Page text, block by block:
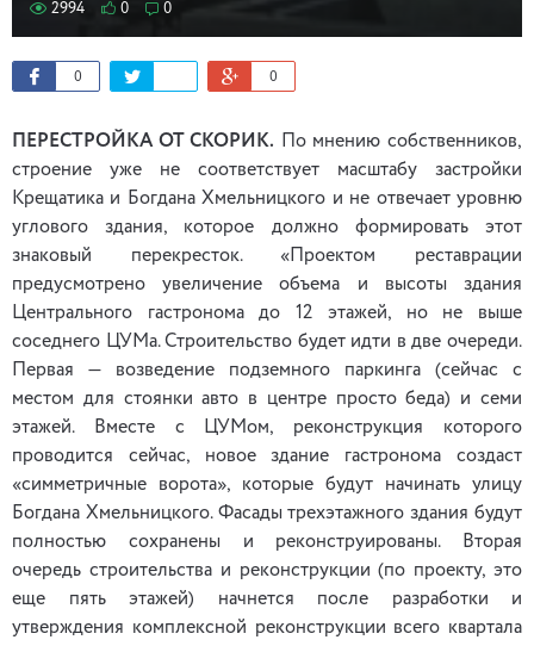
2994 0 0
0 0
ПЕРЕСТРОЙКА ОТ СКОРИК. По мнению собственников,
строение уже не соответствует масштабу застройки
Крещатика и Богдана Хмельницкого и не отвечает уровню
углового здания, которое должно формировать этот
знаковый перекресток. «Проектом реставрации
предусмотрено увеличение объема и высоты здания
Центрального гастронома до 12 этажей, но не выше
соседнего ЦУМа. Строительство будет идти в две очереди.
Первая — возведение подземного паркинга (сейчас с
местом для стоянки авто в центре просто беда) и семи
этажей. Вместе с ЦУМом, реконструкция которого
проводится сейчас, новое здание гастронома создаст
«симметричные ворота», которые будут начинать улицу
Богдана Хмельницкого. Фасады трехэтажного здания будут
полностью сохранены и реконструированы. Вторая
очередь строительства и реконструкции (по проекту, это
еще пять этажей) начнется после разработки и
утверждения комплексной реконструкции всего квартала